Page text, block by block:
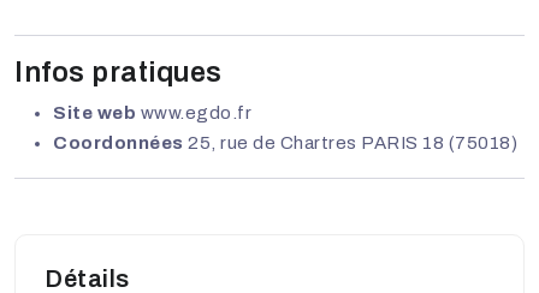
Infos pratiques
Site web www.egdo.fr
Coordonnées 25, rue de Chartres PARIS 18 (75018)
Détails